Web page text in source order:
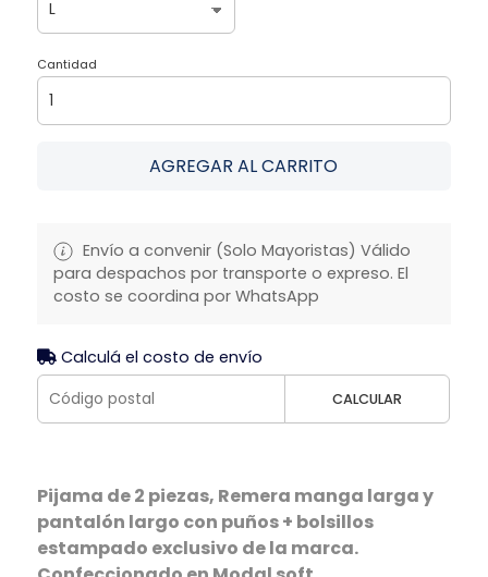
Cantidad
AGREGAR AL CARRITO
Envío a convenir (Solo Mayoristas) Válido
para despachos por transporte o expreso. El
costo se coordina por WhatsApp
Calculá el costo de envío
CALCULAR
Pijama de 2 piezas, Remera manga larga y
pantalón largo con puños + bolsillos
estampado exclusivo de la marca.